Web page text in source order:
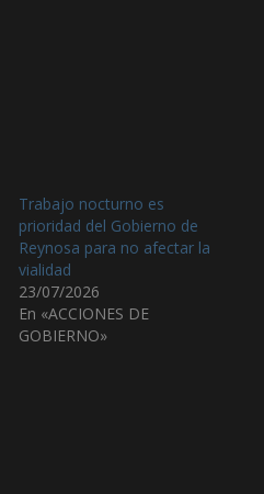
Trabajo nocturno es
prioridad del Gobierno de
Reynosa para no afectar la
vialidad
23/07/2026
En «ACCIONES DE
GOBIERNO»